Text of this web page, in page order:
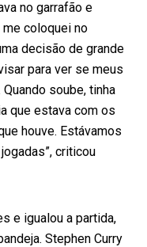
no garrafão e
coloquei no
decisão de grande
para ver se meus
soube, tinha
que estava com os
houve. Estávamos
criticou
e igualou a partida,
Stephen Curry